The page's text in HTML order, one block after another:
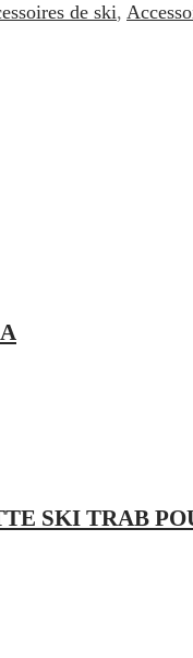
de ski,
SKI TRAB